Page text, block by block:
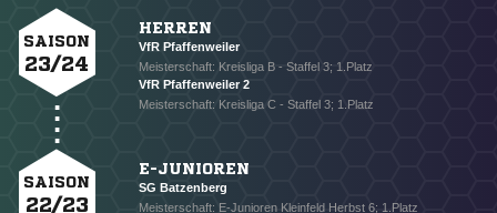
SAISON
23/24
HERREN
VfR Pfaffenweiler
Meisterschaft: Kreisliga B - Staffel 3; 1.Platz
VfR Pfaffenweiler 2
Meisterschaft: Kreisliga C - Staffel 3; 1.Platz
SAISON
22/23
E-JUNIOREN
SG Batzenberg
Meisterschaft: E-Junioren Kleinfeld Herbst 6; 1.Platz